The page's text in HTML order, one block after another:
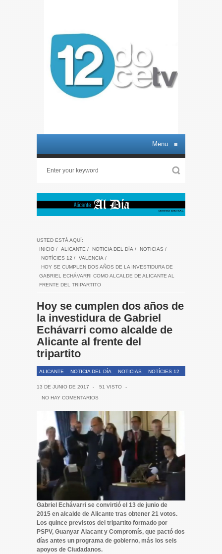
Menu ≡
USTED ESTÁ AQUÍ:
INICIO / ALICANTE / NOTICIA DEL DÍA / NOTICIAS /
NOTÍCIES 12 / VALENCIA /
HOY SE CUMPLEN DOS AÑOS DE LA INVESTIDURA DE
GABRIEL ECHÁVARRI COMO ALCALDE DE ALICANTE AL
FRENTE DEL TRIPARTITO
Hoy se cumplen dos años de
la investidura de Gabriel
Echávarri como alcalde de
Alicante al frente del
tripartito
ALICANTE NOTICIA DEL DÍA NOTICIAS
NOTÍCIES 12
13 DE JUNIO DE 2017
- 51 VISTO
-
NO HAY COMENTARIOS
Gabriel Echávarri se convirtió el 13 de junio de
2015 en alcalde de Alicante tras obtener 21 votos.
Los quince previstos del tripartito formado por
PSPV, Guanyar Alacant y Compromís, que pactó dos
días antes un programa de gobierno, más los seis
apoyos de Ciudadanos.